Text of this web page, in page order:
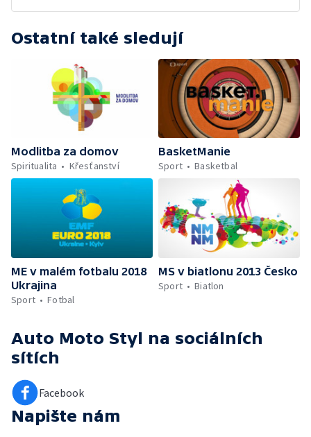
Ostatní také sledují
Modlitba za domov
Spiritualita
Křesťanství
BasketManie
Sport
Basketbal
ME v malém fotbalu 2018
Ukrajina
Sport
Fotbal
MS v biatlonu 2013 Česko
Sport
Biatlon
Auto Moto Styl na sociálních
sítích
Facebook
Napište nám